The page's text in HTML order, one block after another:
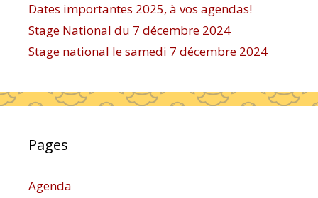
Dates importantes 2025, à vos agendas!
Stage National du 7 décembre 2024
Stage national le samedi 7 décembre 2024
Pages
Agenda